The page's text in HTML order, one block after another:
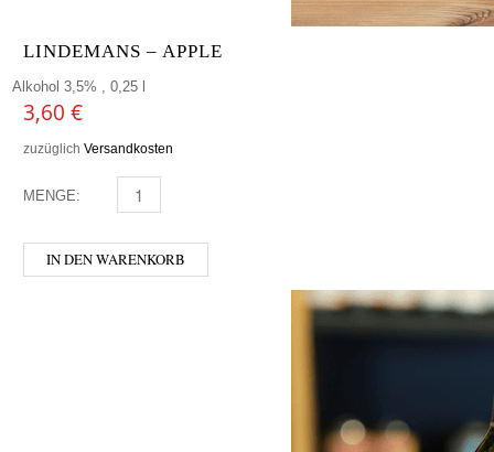
LINDEMANS – APPLE
Alkohol 3,5% , 0,25 l
3,60 €
zuzüglich Versandkosten
MENGE: LINDEMANS - APPLE MENGE
IN DEN WARENKORB